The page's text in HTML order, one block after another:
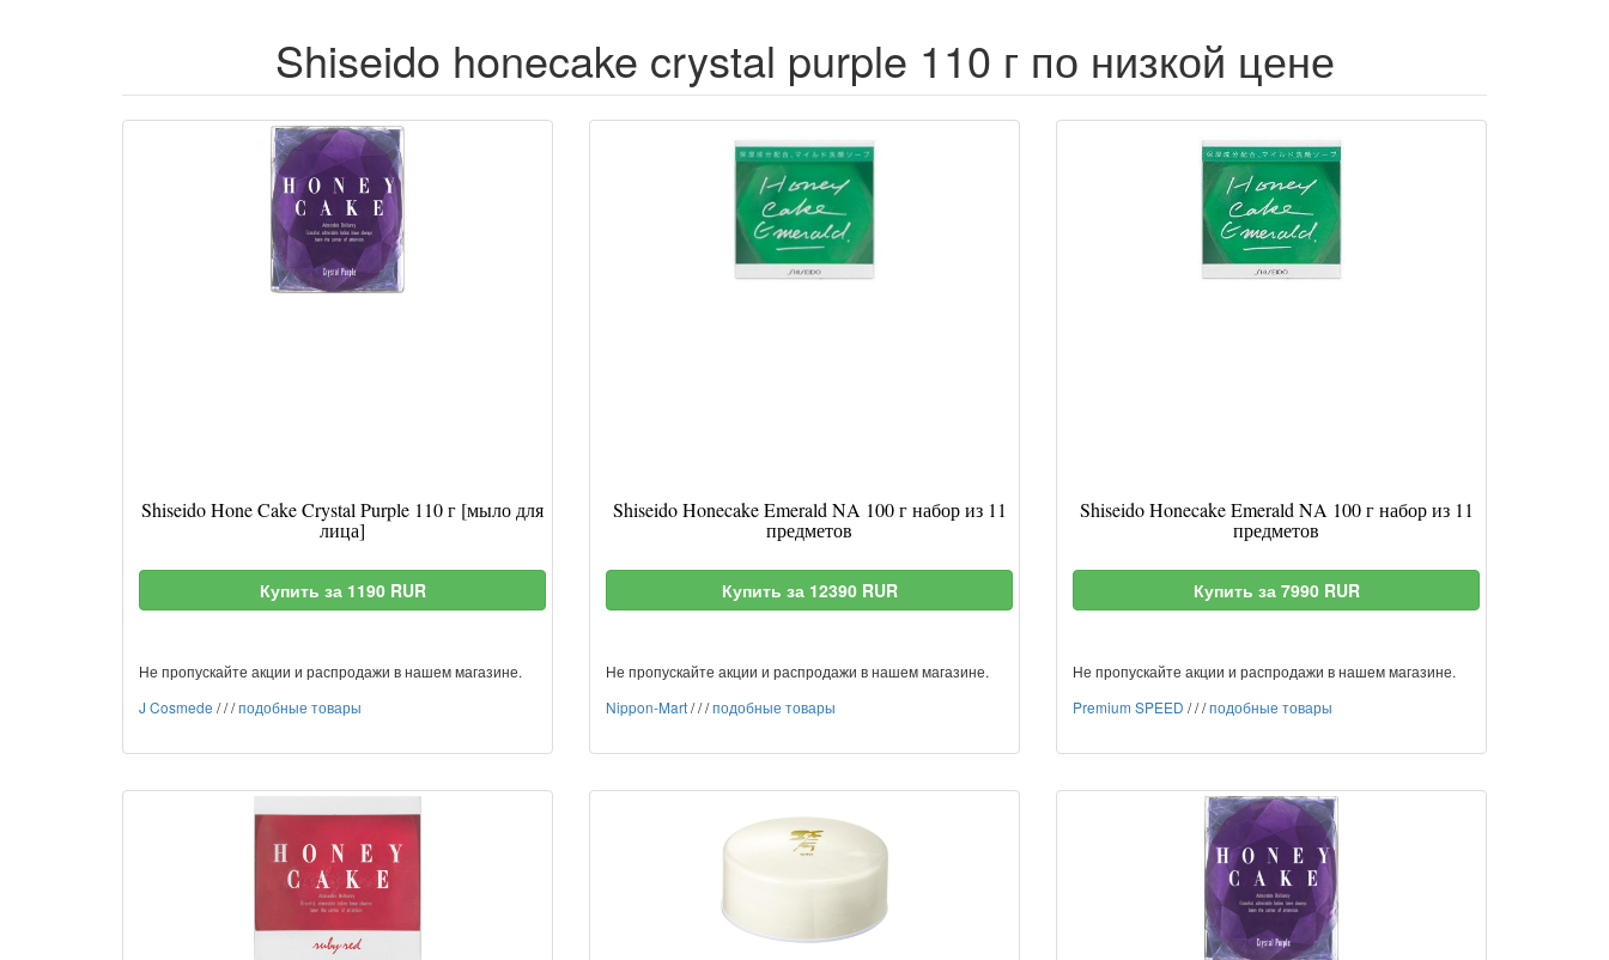
Shiseido honecake crystal purple 110 г по низкой цене
Shiseido Hone Cake Crystal Purple 110 г [мыло для
лица]
Купить за 1190 RUR
Не пропускайте акции и распродажи в нашем магазине.
J Cosmede ///подобные товары
Shiseido Honecake Emerald NA 100 г набор из 11
предметов
Купить за 12390 RUR
Не пропускайте акции и распродажи в нашем магазине.
Nippon-Mart///подобные товары
Shiseido Honecake Emerald NA 100 г набор из 11
предметов
Купить за 7990 RUR
Не пропускайте акции и распродажи в нашем магазине.
Premium SPEED ///подобные товары